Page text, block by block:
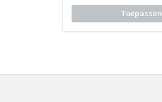
Toepassen